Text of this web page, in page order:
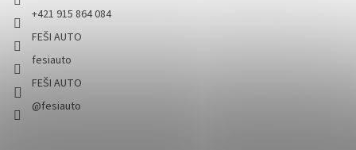
+421 915 864 084
FEŠI AUTO
fesiauto
FEŠI AUTO
@fesiauto